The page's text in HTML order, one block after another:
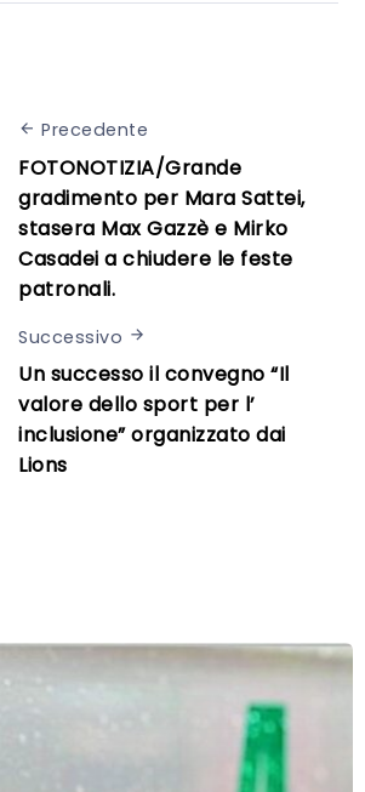
Precedente
FOTONOTIZIA/Grande
gradimento per Mara Sattei,
stasera Max Gazzè e Mirko
Casadei a chiudere le feste
patronali.
Successivo
Un successo il convegno “Il
valore dello sport per l’
inclusione” organizzato dai
Lions